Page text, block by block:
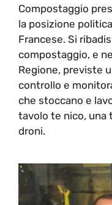
Compostaggio
la posizione
Francese. Si
compostaggio, e
Regione, previste
controllo e
che stoccano e
tavolo te nico, una
droni.